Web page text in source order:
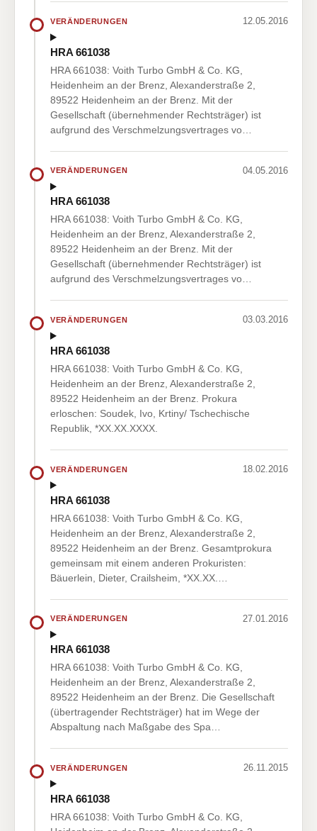
VERÄNDERUNGEN 12.05.2016
HRA 661038
HRA 661038: Voith Turbo GmbH & Co. KG,
Heidenheim an der Brenz, Alexanderstraße 2,
89522 Heidenheim an der Brenz. Mit der
Gesellschaft (übernehmender Rechtsträger) ist
aufgrund des Verschmelzungsvertrages vo…
VERÄNDERUNGEN 04.05.2016
HRA 661038
HRA 661038: Voith Turbo GmbH & Co. KG,
Heidenheim an der Brenz, Alexanderstraße 2,
89522 Heidenheim an der Brenz. Mit der
Gesellschaft (übernehmender Rechtsträger) ist
aufgrund des Verschmelzungsvertrages vo…
VERÄNDERUNGEN 03.03.2016
HRA 661038
HRA 661038: Voith Turbo GmbH & Co. KG,
Heidenheim an der Brenz, Alexanderstraße 2,
89522 Heidenheim an der Brenz. Prokura
erloschen: Soudek, Ivo, Krtiny/ Tschechische
Republik, *XX.XX.XXXX.
VERÄNDERUNGEN 18.02.2016
HRA 661038
HRA 661038: Voith Turbo GmbH & Co. KG,
Heidenheim an der Brenz, Alexanderstraße 2,
89522 Heidenheim an der Brenz. Gesamtprokura
gemeinsam mit einem anderen Prokuristen:
Bäuerlein, Dieter, Crailsheim, *XX.XX.…
VERÄNDERUNGEN 27.01.2016
HRA 661038
HRA 661038: Voith Turbo GmbH & Co. KG,
Heidenheim an der Brenz, Alexanderstraße 2,
89522 Heidenheim an der Brenz. Die Gesellschaft
(übertragender Rechtsträger) hat im Wege der
Abspaltung nach Maßgabe des Spa…
VERÄNDERUNGEN 26.11.2015
HRA 661038
HRA 661038: Voith Turbo GmbH & Co. KG,